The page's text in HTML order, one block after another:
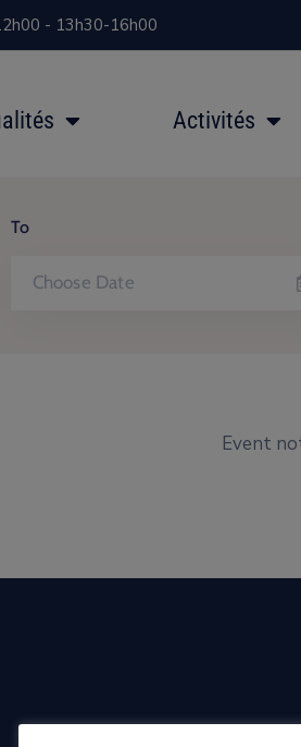
- 13h30-16h00
Activités
To
Event